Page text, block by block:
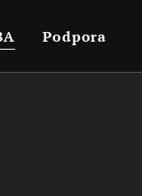
Podpora